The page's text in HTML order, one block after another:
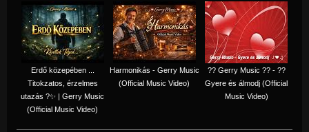
Erdő közepében ...
Titokzatos, érzelmes
utazás ?✨ | Gerry Music
(Official Music Video)
Harmonikás - Gerry Music
(Official Music Video)
?? Gerry Music ?? - ??
Gyere és álmodj (Official
Music Video)